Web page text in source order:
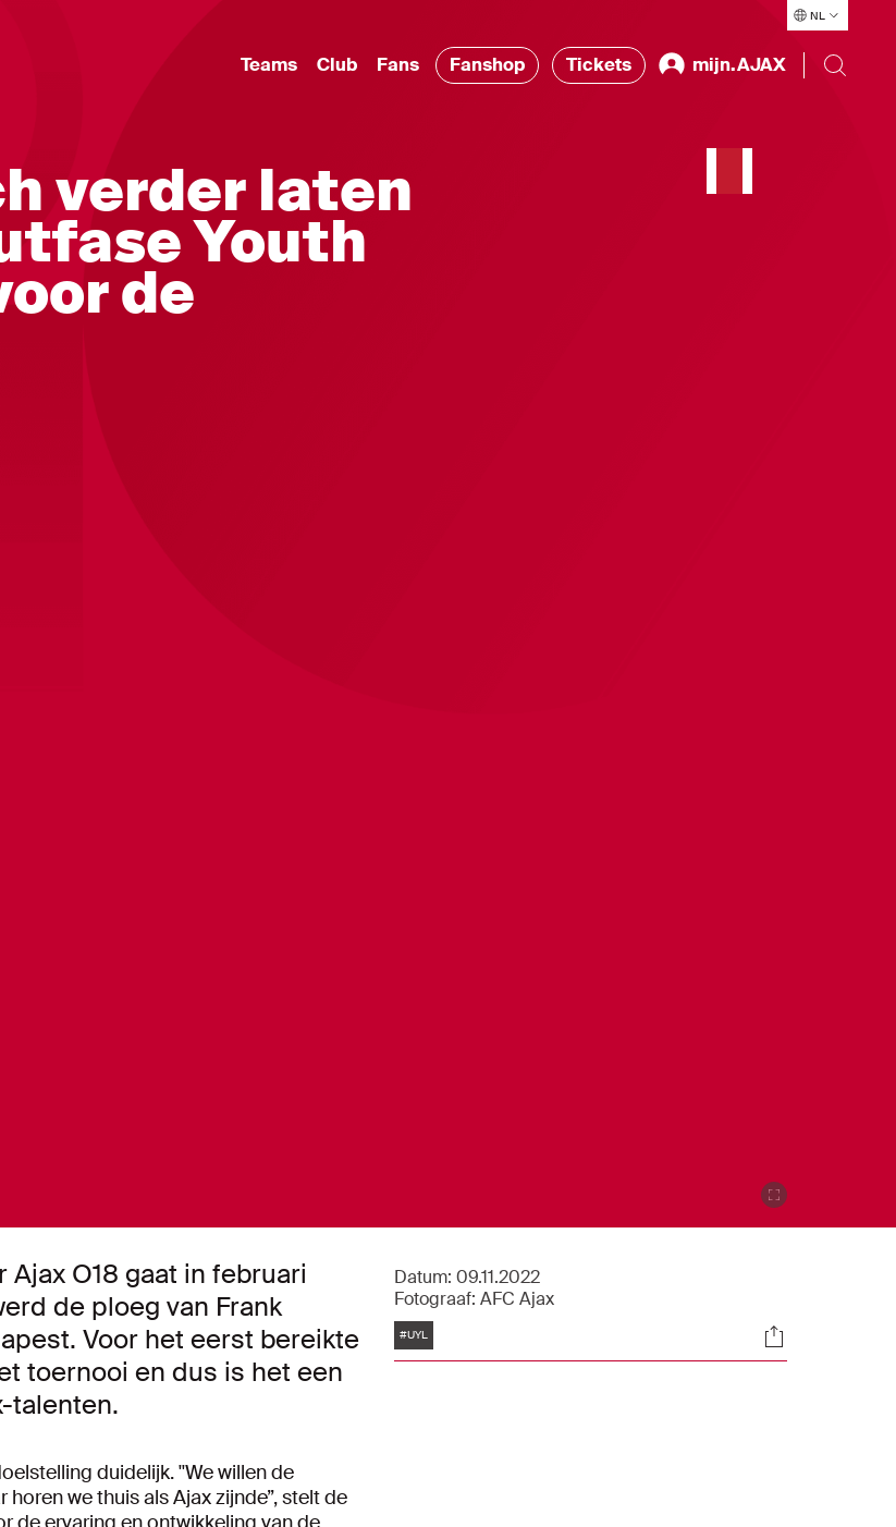
NL
Teams Club Fans Fanshop Tickets mijn.AJAX
verder laten
Youth
de
O18 gaat in februari
de ploeg van Frank
Voor het eerst bereikte
toernooi en dus is het een
talenten.
Datum: 09.11.2022
Fotograaf: AFC Ajax
Tags
#UYL Socials
duidelijk. ''We willen de
we thuis als Ajax zijnde”, stelt de